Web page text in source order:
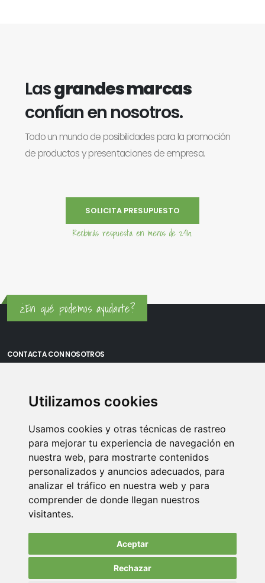
Utilizamos cookies
Usamos cookies y otras técnicas de rastreo
para mejorar tu experiencia de navegación en
nuestra web, para mostrarte contenidos
personalizados y anuncios adecuados, para
analizar el tráfico en nuestra web y para
comprender de donde llegan nuestros
visitantes.
Aceptar
Rechazar
Lasgrandes marcas
confían en nosotros.
Todo un mundo de posibilidades para la promoción
de productos y presentaciones de empresa.
SOLICITA PRESUPUESTO
Recibirás respuesta en menos de 24h.
¿En qué podemos ayudarte?
CONTACTA CON NOSOTROS
Oficina Vitoria: Boulevard de Salburua 8, planta 3, 01002 - Vitoria-
Teléfono: 900 373 886
Email:info@memoriasusb.com
© Copyright 2022. All Rights Reserved.